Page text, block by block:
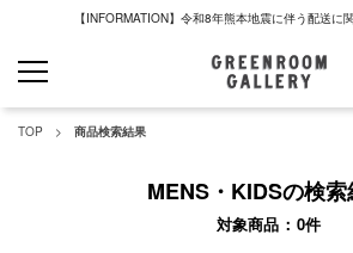
【INFORMATION】令和8年熊本地震に伴う配送に
TOP 商品検索結果
MENS・KIDSの検索
対象商品 0件